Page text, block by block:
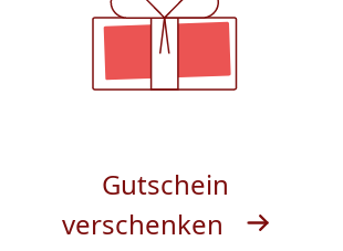
Gutschein
verschenken